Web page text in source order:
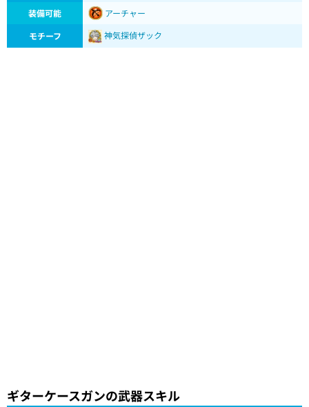
装備可能
アーチャー
モチーフ
神気探偵ザック
ギターケースガンの武器スキル